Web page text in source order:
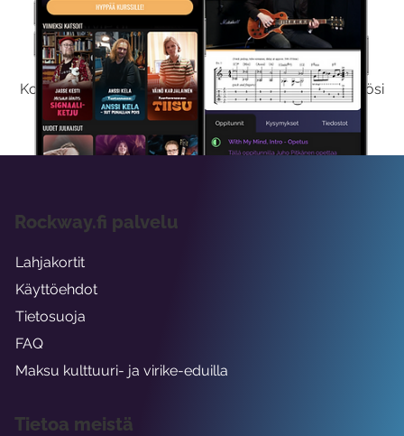
Kokeile Ilmaiseksi
Kokeilemalla ilmaiseksi saat koko sisältömme käyttöösi
viikon ajaksi.
Rockway.fi palvelu
Lahjakortit
Käyttöehdot
Tietosuoja
FAQ
Maksu kulttuuri- ja virike-eduilla
Tietoa meistä